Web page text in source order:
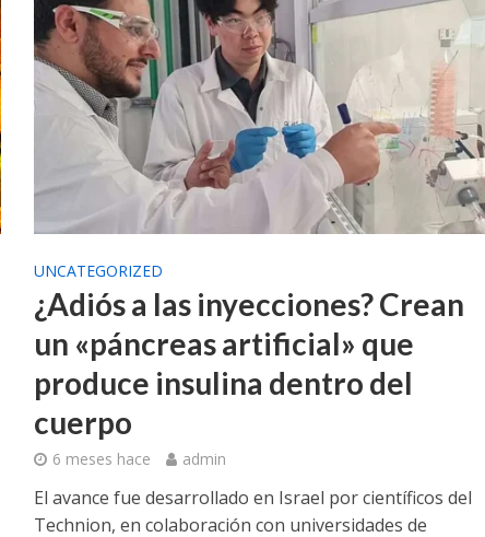
UNCATEGORIZED
¿Adiós a las inyecciones? Crean
un «páncreas artificial» que
produce insulina dentro del
cuerpo
6 meses hace admin
El avance fue desarrollado en Israel por científicos del
Technion, en colaboración con universidades de